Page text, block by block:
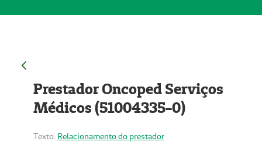
Prestador Oncoped Serviços
Médicos (51004335-0)
Texto: Relacionamento do prestador